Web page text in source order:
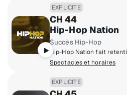
EXPLICITE
CH 44
Hip-Hop Nation
Succès Hip-Hop
Spectacles et horaires
EXPLICITE